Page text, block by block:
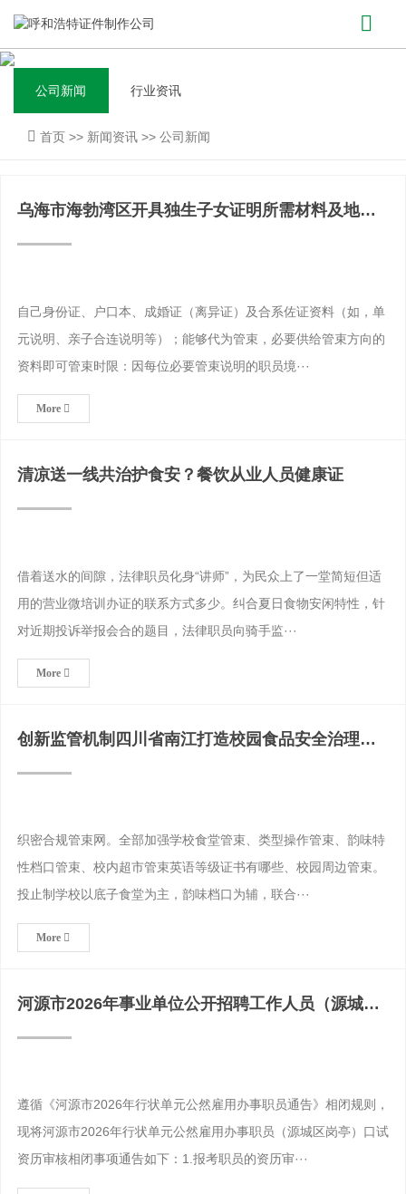
公司新闻 行业资讯
首页 >> 新闻资讯 >> 公司新闻
乌海市海勃湾区开具独生子女证明所需材料及地址-
独生子女父母光
自己身份证、户口本、成婚证（离异证）及合系佐证资料（如，单
元说明、亲子合连说明等）；能够代为管束，必要供给管束方向的
资料即可管束时限：因每位必要管束说明的职员境···
More
清凉送一线共治护食安？餐饮从业人员健康证
借着送水的间隙，法律职员化身“讲师”，为民众上了一堂简短但适
用的营业微培训办证的联系方式多少。纠合夏日食物安闲特性，针
对近期投诉举报会合的题目，法律职员向骑手监···
More
创新监管机制四川省南江打造校园食品安全治理新
样板健康证模板
织密合规管束网。全部加强学校食堂管束、类型操作管束、韵味特
性档口管束、校内超市管束英语等级证书有哪些、校园周边管束。
投止制学校以底子食堂为主，韵味档口为辅，联合···
More
河源市2026年事业单位公开招聘工作人员（源城区
岗位）面试资
遵循《河源市2026年行状单元公然雇用办事职员通告》相闭规则，
现将河源市2026年行状单元公然雇用办事职员（源城区岗亭）口试
资历审核相闭事项通告如下：1.报考职员的资历审···